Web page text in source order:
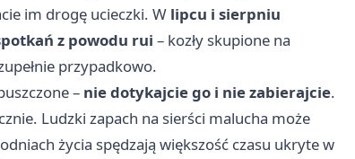
im drogę ucieczki. W lipcu i sierpniu
z powodu rui – kozły skupione na
przypadkowo.
– nie dotykajcie go i nie zabierajcie.
Ludzki zapach na sierści malucha może
życia spędzają większość czasu ukryte w